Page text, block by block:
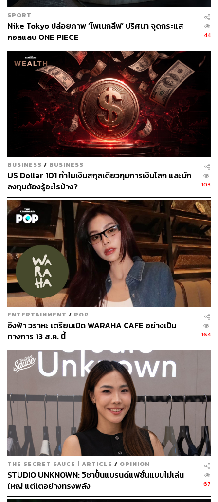
“Instagram เป็นพื้นที่ที่ผู้คนทั่วโลกใช้เพื่อเปลี่ยนแปลงขนบ
และสร้างวัฒนธรรมขึ้นใหม่ โดยเฉพาะกลุ่มคนรุ่นใหม่และ
คน Gen Z Instagram ไม่ใช่เพียงการลงรูปภาพที่สวยสมบูรณ์
แบบ หรือการสร้างคอนเทนต์ที่ต้องสวยเพื่อลง IG แบบความ
Instaworthy อีกต่อไป วิธีการที่ Gen Z แสดงออกถึงความเป็น
ตัวเองบนแพลตฟอร์มของเรามีความแปลกใหม่ ตรงไปตรง
มา ไม่ผ่านการปรุงแต่ง และสนุกสนาน อีกทั้งพวกเขายังให้
ความสำคัญกับกลุ่มคนในสังคมเดียวกัน คนใกล้ชิด และ
ความสัมพันธ์ระหว่างกันอย่างลึกซึ้ง” เรวี ซิลเวียนา ผู้อำนวย
การด้านพันธมิตรระดับโลก ประจำภูมิภาคเอเชียตะวันออก
เฉียงใต้และตลาดเกิดใหม่จาก Meta กล่าว
ส่วน Threads นั้นมีการระบุว่า กลายเป็นแอปที่มียอด
ดาวน์โหลดเร็วที่สุดในประวัติศาสตร์ กับผู้สมัครใช้งาน 100
ล้านคนในเพียง 5 วัน และ Threads มีผู้ใช้งานที่ใช้งานประจำ
รายเดือน 100 ล้านราย
นี่คือบางส่วนของแท็กยอดนิยมที่ถูกแชร์บน Instagram ใน
ช่วง 30 วันที่ผ่านมา (ตุลาคม 2566)
#halloween2023
#octopop2023
#bambamarea52inbkk
#สัปเหร่อ
#ธี่หยด
#กินเจ
สามารถติดตาม THE STANDARD WEALTH
ผ่านแอปพลิเคชันต่างๆ ที่คุณสะดวกหรือใช้งานอยู่แล้วได้เลย
TAGS: Instagram Facebook Gen Z
Meta
Instagram Day Thailand
SPORT
Nike Tokyo ปล่อยภาพ ‘โพเนกลีฟ’ ปริศนา จุดกระแส
คอลแลบ ONE PIECE
44
BUSINESS / BUSINESS
US Dollar 101 ทำไมเงินสกุลเดียวกุมการเงินโลก และนัก
ลงทุนต้องรู้อะไรบ้าง?
103
ENTERTAINMENT / POP
อิงฟ้า วราหะ เตรียมเปิด WARAHA CAFE อย่างเป็น
ทางการ 13 ส.ค. นี้
164
THE SECRET SAUCE | ARTICLE / OPINION
STUDIO UNKNOWN: วิชาปั้นแบรนด์แฟชั่นแบบไม่เล่น
ใหญ่ แต่โตอย่างทรงพลัง
67